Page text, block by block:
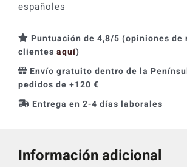
españoles
Puntuación de 4,8/5 (opiniones de
clientes aquí)
Envío gratuito dentro de la
pedidos de +120 €
Entrega en 2-4 días laborales
Información adicional